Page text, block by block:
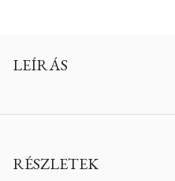
LEÍRÁS
RÉSZLETEK